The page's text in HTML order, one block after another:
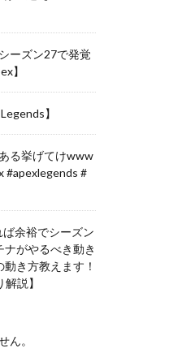
ーズン27で発覚
】
】
る挙げてけwww
#apexlegends #
余裕でシーズン
がやるべき動き
き方教えます！
説】
ん。